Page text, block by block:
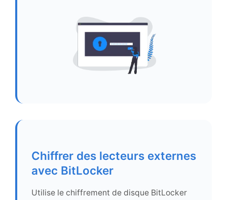
Chiffrer des lecteurs externes
avec BitLocker
Utilise le chiffrement de disque BitLocker